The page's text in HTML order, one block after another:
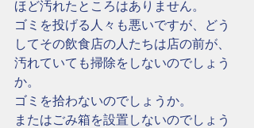
ほど汚れたところはありません。
ゴミを投げる人々も悪いですが、どう
してその飲食店の人たちは店の前が、
汚れていても掃除をしないのでしょう
か。
ゴミを拾わないのでしょうか。
またはごみ箱を設置しないのでしょう